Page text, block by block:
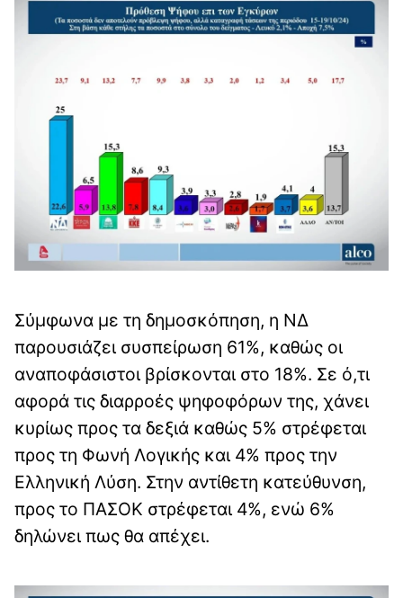
Σύμφωνα με τη δημοσκόπηση, η ΝΔ
παρουσιάζει συσπείρωση 61%, καθώς οι
αναποφάσιστοι βρίσκονται στο 18%. Σε ό,τι
αφορά τις διαρροές ψηφοφόρων της, χάνει
κυρίως προς τα δεξιά καθώς 5% στρέφεται
προς τη Φωνή Λογικής και 4% προς την
Ελληνική Λύση. Στην αντίθετη κατεύθυνση,
προς το ΠΑΣΟΚ στρέφεται 4%, ενώ 6%
δηλώνει πως θα απέχει.